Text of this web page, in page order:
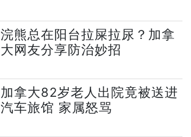
浣熊总在阳台拉屎拉尿？加拿
大网友分享防治妙招
加拿大82岁老人出院竟被送进
汽车旅馆 家属怒骂